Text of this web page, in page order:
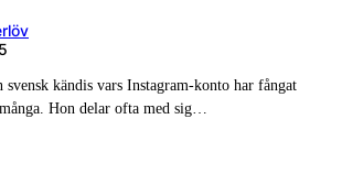
kändis vars Instagram-konto har fångat
Hon delar ofta med sig…